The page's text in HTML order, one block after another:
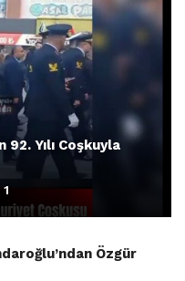
Yılı Coşkuyla
1
Özgür